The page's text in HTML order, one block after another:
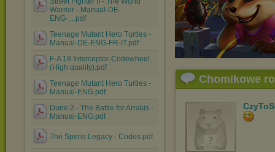
Warrior - Manual-DE-
ENG-....pdf
Teenage Mutant Hero Turtles -
Manual-DE-ENG-FR-IT.pdf
F-A 18 Interceptor-Codewheel
(High quality).pdf
Teenage Mutant Hero Turtles -
Manual-ENG.pdf
Dune 2 - The Battle for Arrakis -
Manual-ENG.pdf
The Speris Legacy - Codes.pdf
Chomikowe